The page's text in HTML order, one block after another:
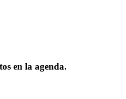
en la agenda.